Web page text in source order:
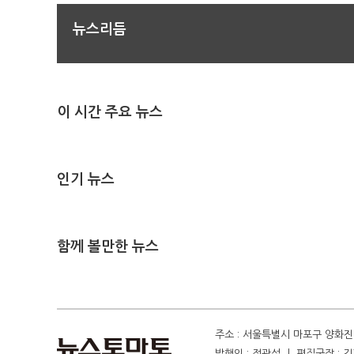
뉴스리듬
이 시간 주요 뉴스
인기 뉴스
함께 볼만한 뉴스
주소 : 서울특별시 마포구 양화